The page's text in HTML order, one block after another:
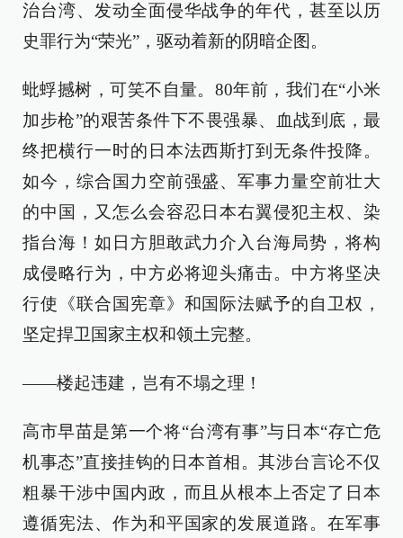
治台湾、发动全面侵华战争的年代，甚至以历
史罪行为“荣光”，驱动着新的阴暗企图。
蚍蜉撼树，可笑不自量。80年前，我们在“小米
加步枪”的艰苦条件下不畏强暴、血战到底，最
终把横行一时的日本法西斯打到无条件投降。
如今，综合国力空前强盛、军事力量空前壮大
的中国，又怎么会容忍日本右翼侵犯主权、染
指台海！如日方胆敢武力介入台海局势，将构
成侵略行为，中方必将迎头痛击。中方将坚决
行使《联合国宪章》和国际法赋予的自卫权，
坚定捍卫国家主权和领土完整。
——楼起违建，岂有不塌之理！
高市早苗是第一个将“台湾有事”与日本“存亡危
机事态”直接挂钩的日本首相。其涉台言论不仅
粗暴干涉中国内政，而且从根本上否定了日本
遵循宪法、作为和平国家的发展道路。在军事